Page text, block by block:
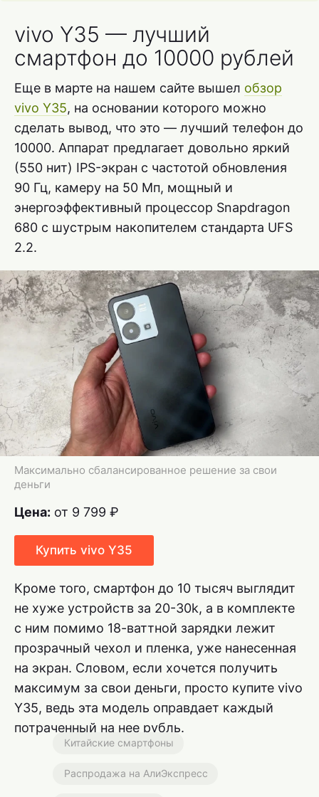
vivo Y35 — лучший
смартфон до 10000 рублей
Еще в марте на нашем сайте вышел обзор
vivo Y35, на основании которого можно
сделать вывод, что это — лучший телефон до
10000. Аппарат предлагает довольно яркий
(550 нит) IPS-экран с частотой обновления
90 Гц, камеру на 50 Мп, мощный и
энергоэффективный процессор Snapdragon
680 с шустрым накопителем стандарта UFS
2.2.
Максимально сбалансированное решение за свои
деньги
Цена: от 9 799 ₽
Купить vivo Y35
Кроме того, смартфон до 10 тысяч выглядит
не хуже устройств за 20-30k, а в комплекте
с ним помимо 18-ваттной зарядки лежит
прозрачный чехол и пленка, уже нанесенная
на экран. Словом, если хочется получить
максимум за свои деньги, просто купите vivo
Y35, ведь эта модель оправдает каждый
потраченный на нее рубль.
Китайские смартфоны
Распродажа на АлиЭкспресс